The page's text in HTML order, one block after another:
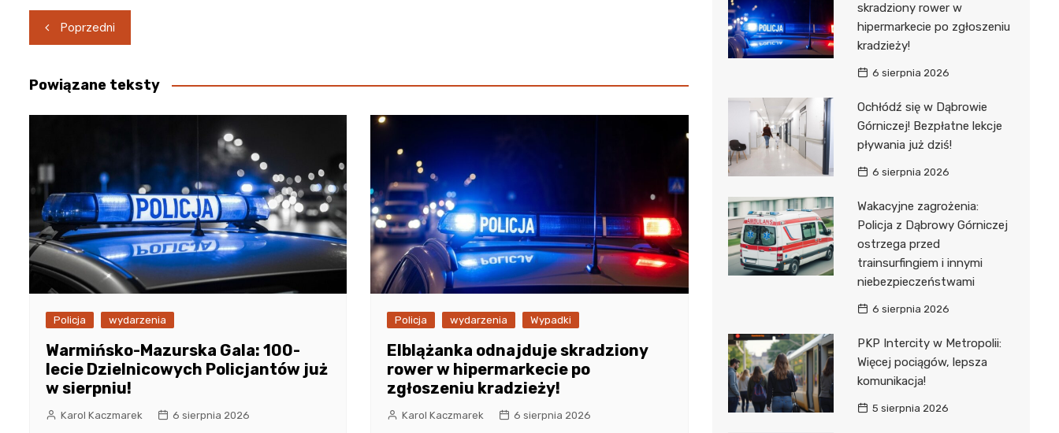
Nawigacja
wpisu
Poprzedni
Powiązane teksty
Policja wydarzenia
Warmińsko-Mazurska Gala: 100-
lecie Dzielnicowych Policjantów już
w sierpniu!
Karol Kaczmarek 6 sierpnia 2026
Policja wydarzenia Wypadki
Elblążanka odnajduje skradziony
rower w hipermarkecie po
zgłoszeniu kradzieży!
Karol Kaczmarek 6 sierpnia 2026
skradziony rower w
hipermarkecie po zgłoszeniu
kradzieży!
6 sierpnia 2026
Ochłódź się w Dąbrowie
Górniczej! Bezpłatne lekcje
pływania już dziś!
6 sierpnia 2026
Wakacyjne zagrożenia:
Policja z Dąbrowy Górniczej
ostrzega przed
trainsurfingiem i innymi
niebezpieczeństwami
6 sierpnia 2026
PKP Intercity w Metropolii:
Więcej pociągów, lepsza
komunikacja!
5 sierpnia 2026